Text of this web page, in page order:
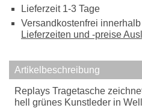
Lieferzeit 1-3 Tage
Versandkostenfrei
Lieferzeiten und -preise
Artikelbeschreibung
Replays Tragetasche
hell grünes Kunstleder in